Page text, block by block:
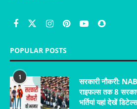
POPULAR POSTS
1
सरकारी नौकरी:
राइफल्स तक 8
भर्तियां यहां देखें डिटेल्स